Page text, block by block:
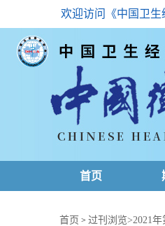
欢迎访问《中国卫
首页
首页 > 过刊浏览>2021年